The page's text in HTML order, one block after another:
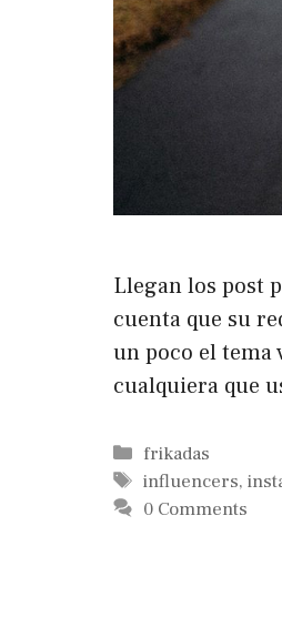
Llegan los post
cuenta que su
un poco el tema
cualquiera que
Categorías
frikadas
Etiquetas
influencers,
0 Comments